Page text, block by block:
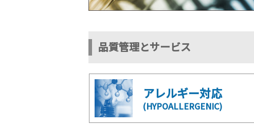
品質管理とサービス
アレルギー対応
(HYPOALLERGENIC)